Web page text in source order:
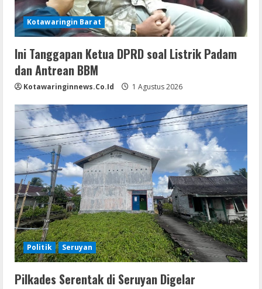
Kotawaringin Barat
Ini Tanggapan Ketua DPRD soal Listrik Padam
dan Antrean BBM
Kotawaringinnews.co.id 1 Agustus 2026
Politik Seruyan
Pilkades Serentak di Seruyan Digelar